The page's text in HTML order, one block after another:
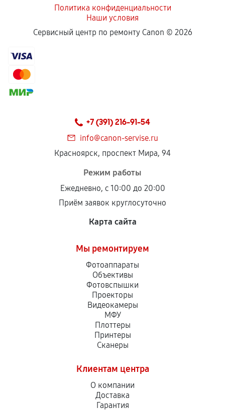
Политика конфиденциальности
Наши условия
Сервисный центр по ремонту Canon © 2026
+7 (391) 216-91-54
info@canon-servise.ru
Красноярск, проспект Мира, 94
Режим работы
Ежедневно, с 10:00 до 20:00
Приём заявок круглосуточно
Карта сайта
Мы ремонтируем
Фотоаппараты
Объективы
Фотовспышки
Проекторы
Видеокамеры
МФУ
Плоттеры
Принтеры
Сканеры
Клиентам центра
О компании
Доставка
Гарантия